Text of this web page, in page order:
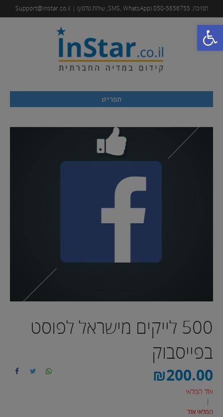
פתח סרגל נגישות
תמיכה: 050-5656755 (SMS, WhatsApp, שיחת טלפון) | Support@instar.co.il
תפריט
500 לייקים מישראל לפוסט
בפייסבוק
₪200.00
אזל המלאי
המלאי אזל